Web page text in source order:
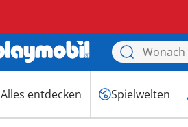
Alles entdecken Spielwelten